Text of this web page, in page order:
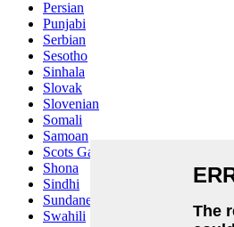
Persian
Punjabi
Serbian
Sesotho
Sinhala
Slovak
Slovenian
Somali
Samoan
Scots Gaelic
Shona
Sindhi
Sundanese
Swahili